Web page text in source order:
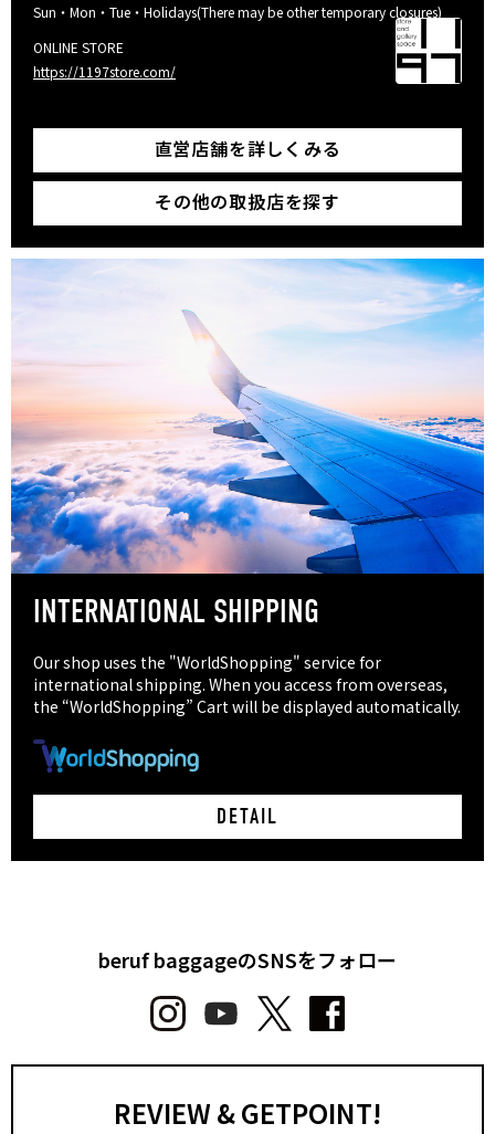
Sun・Mon・Tue・Holidays(There may be other temporary closures)
ONLINE STORE
https://1197store.com/
直営店舗を詳しくみる
その他の取扱店を探す
INTERNATIONAL SHIPPING
Our shop uses the "WorldShopping" service for
international shipping. When you access from overseas,
the “WorldShopping” Cart will be displayed automatically.
DETAIL
beruf baggageのSNSをフォロー
REVIEW & GETPOINT!